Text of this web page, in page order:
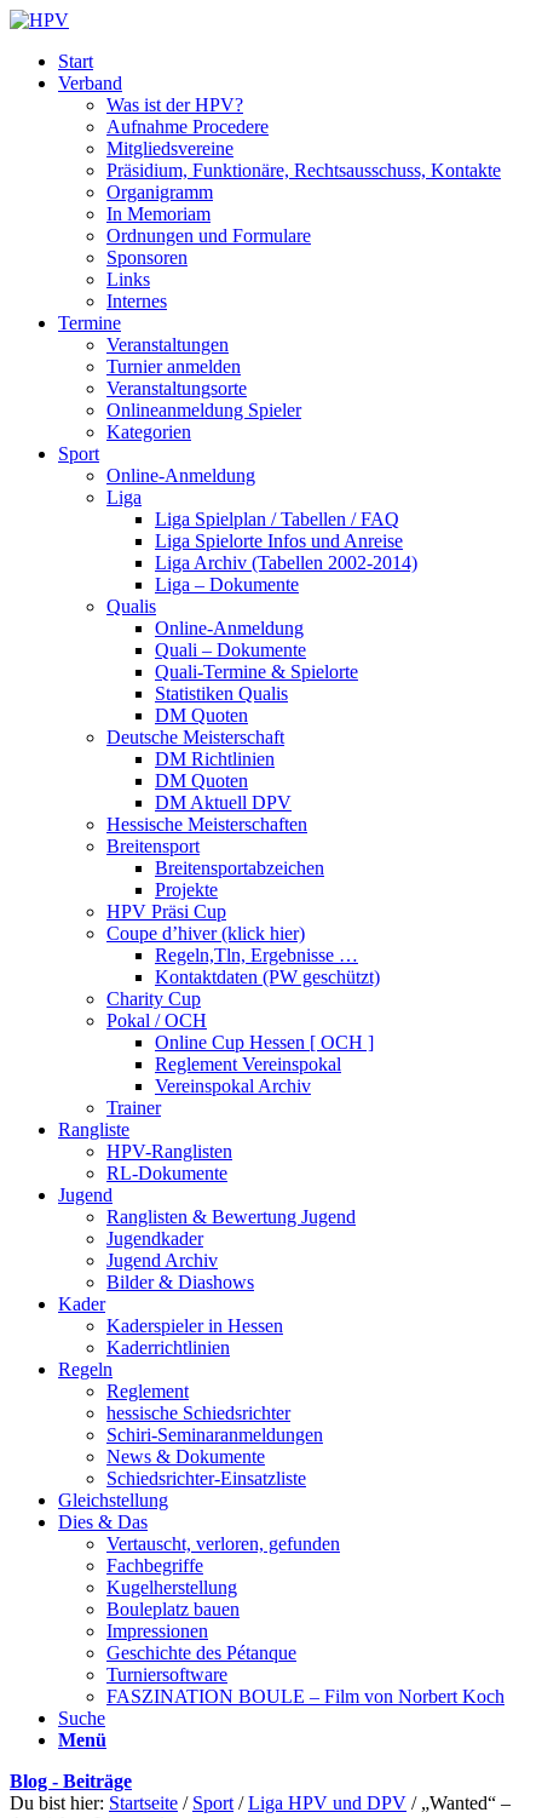
Start
Verband
Was ist der HPV?
Aufnahme Procedere
Mitgliedsvereine
Präsidium, Funktionäre, Rechtsausschuss, Kontakte
Organigramm
In Memoriam
Ordnungen und Formulare
Sponsoren
Links
Internes
Termine
Veranstaltungen
Turnier anmelden
Veranstaltungsorte
Onlineanmeldung Spieler
Kategorien
Sport
Online-Anmeldung
Liga
Liga Spielplan / Tabellen / FAQ
Liga Spielorte Infos und Anreise
Liga Archiv (Tabellen 2002-2014)
Liga – Dokumente
Qualis
Online-Anmeldung
Quali – Dokumente
Quali-Termine & Spielorte
Statistiken Qualis
DM Quoten
Deutsche Meisterschaft
DM Richtlinien
DM Quoten
DM Aktuell DPV
Hessische Meisterschaften
Breitensport
Breitensportabzeichen
Projekte
HPV Präsi Cup
Coupe d’hiver (klick hier)
Regeln,Tln, Ergebnisse …
Kontaktdaten (PW geschützt)
Charity Cup
Pokal / OCH
Online Cup Hessen [ OCH ]
Reglement Vereinspokal
Vereinspokal Archiv
Trainer
Rangliste
HPV-Ranglisten
RL-Dokumente
Jugend
Ranglisten & Bewertung Jugend
Jugendkader
Jugend Archiv
Bilder & Diashows
Kader
Kaderspieler in Hessen
Kaderrichtlinien
Regeln
Reglement
hessische Schiedsrichter
Schiri-Seminaranmeldungen
News & Dokumente
Schiedsrichter-Einsatzliste
Gleichstellung
Dies & Das
Vertauscht, verloren, gefunden
Fachbegriffe
Kugelherstellung
Bouleplatz bauen
Impressionen
Geschichte des Pétanque
Turniersoftware
FASZINATION BOULE – Film von Norbert Koch
Suche
Menü
Blog - Beiträge
Du bist hier: Startseite / Sport / Liga HPV und DPV / „Wanted“ –